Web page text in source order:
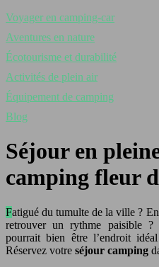
Voyager en camping-car
Aventures en nature
Écotourisme et durabilité
Activités de plein air
Équipement de camping
Blog
Séjour en
camping fleur
Fatigué du tumulte de la ville ? Envie de renouer avec la nature et de
retrouver un rythme paisible
pourrait bien être l’endroit
Réservez votre séjour camping